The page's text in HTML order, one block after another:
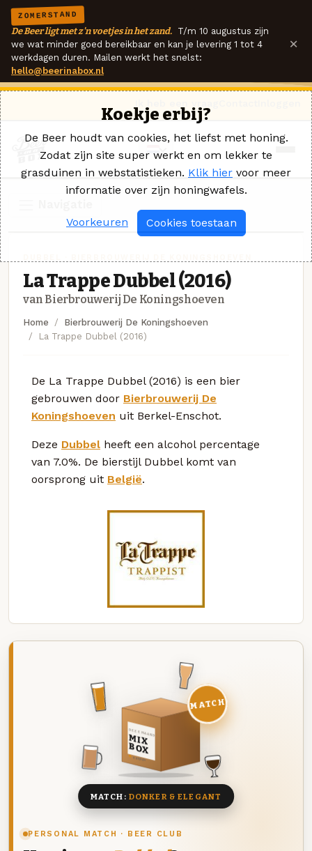
ZOMERSTAND
De Beer ligt met z'n voetjes in het zand. T/m 10 augustus zijn
we wat minder goed bereikbaar en kan je levering 1 tot 4
werkdagen duren. Mailen werkt het snelst:
hello@beerinabox.nl
×
La Trappe Dubbel (2016)
van Bierbrouwerij De Koningshoeven
Home
Bierbrouwerij De Koningshoeven
La Trappe Dubbel (2016)
De La Trappe Dubbel (2016) is een bier
gebrouwen door Bierbrouwerij De
Koningshoeven uit Berkel-Enschot.
Deze Dubbel heeft een alcohol percentage
van 7.0%. De bierstijl Dubbel komt van
oorsprong uit België.
PERSONAL MATCH · BEER CLUB
DEZE MAAND
MIX
BOX
8 BIEREN
MATCH
MATCH: DONKER & ELEGANT
Koekje erbij?
De Beer houdt van cookies, het liefst met honing.
Zodat zijn site super werkt en om lekker te
grasduinen in webstatistieken. Klik hier voor meer
informatie over zijn honingwafels.
Voorkeuren Cookies toestaan